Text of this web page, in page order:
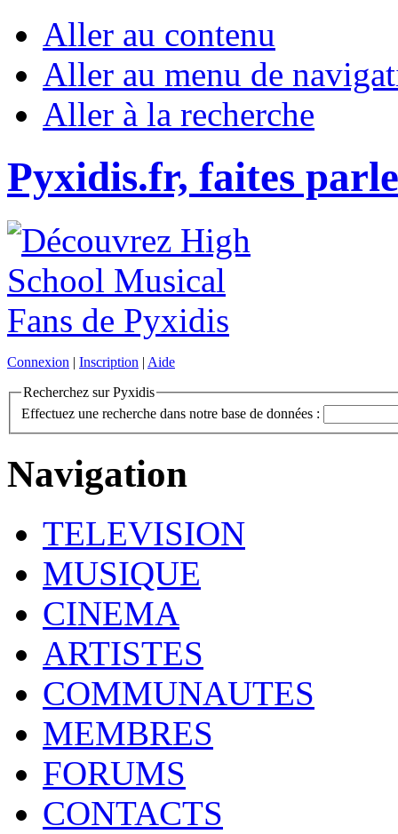
Aller au contenu
Aller au menu de
Aller à la recherche
Pyxidis.fr, faites
Connexion | Inscription | Aide
Recherchez sur Pyxidis
Effectuez une recherche dans notre base de données :
Navigation
TELEVISION
MUSIQUE
CINEMA
ARTISTES
COMMUNAUTES
MEMBRES
FORUMS
CONTACTS